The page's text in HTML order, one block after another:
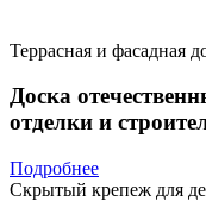
Террасная и фасадная
Доска
отделки и
Подробнее
Скрытый крепеж для